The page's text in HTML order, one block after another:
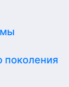
поколения